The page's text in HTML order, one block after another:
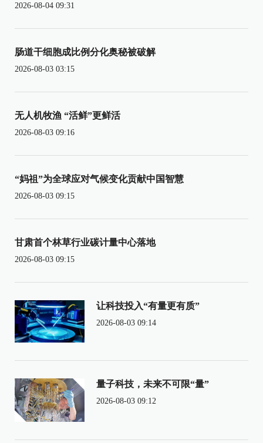
2026-08-04 09:31
肠道干细胞成比例分化奥秘被破解
2026-08-03 03:15
无人机牧渔 “活鲜”更鲜活
2026-08-03 09:16
“妈祖”为全球应对气候变化贡献中国智慧
2026-08-03 09:15
甘肃首个林草行业碳计量中心落地
2026-08-03 09:15
让科技投入“有量更有质”
2026-08-03 09:14
量子科技，未来不可限“量”
2026-08-03 09:12